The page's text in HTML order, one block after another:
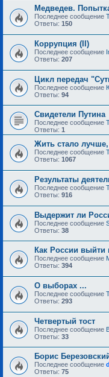
Медведев.
Последнее сообщение
Ответы: 150
Коррупция (II)
Последнее сообщение
Ответы: 207
Цикл передач
Последнее сообщение
Ответы: 94
Свидетели Путина
Последнее сообщение
Ответы: 1
Жить стало лучше,
Последнее сообщение
Ответы: 1067
Результаты
Последнее сообщение
Ответы: 916
Выдержит ли
Последнее сообщение
Ответы: 38
Как России выйти
Последнее сообщение
Ответы: 394
О выборах ...
Последнее сообщение
Ответы: 293
Четвертый тост
Последнее сообщение
Ответы: 33
Борис
Последнее сообщение
Ответы: 75